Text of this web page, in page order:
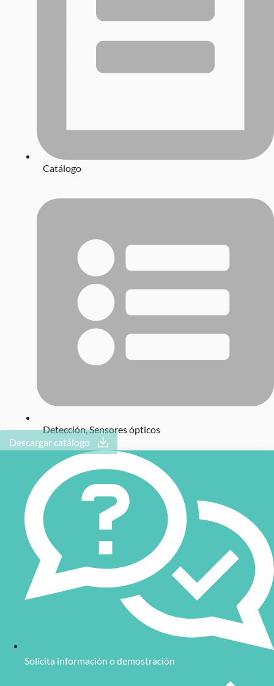
Catálogo
Detección,Sensores ópticos
Descargar catálogo
Solicita información o demostración